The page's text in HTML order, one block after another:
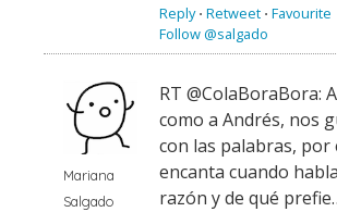
Reply⋅ Retweet ⋅ Favourite
Follow @salgado
Mariana
Salgado
RT @ColaBoraBora:
como a Andrés, nos
con las palabras, por
encanta cuando
razón y de qué